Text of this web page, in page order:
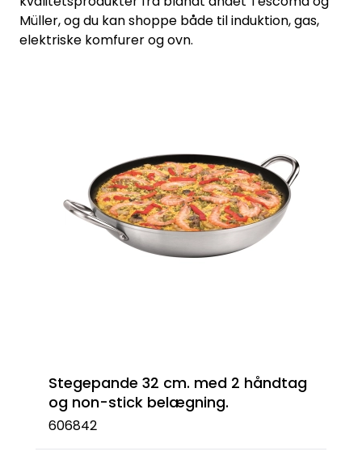
Müller, og du kan shoppe både til induktion, gas,
elektriske komfurer og ovn.
Stegepande 32 cm. med 2 håndtag
og non-stick belægning.
606842